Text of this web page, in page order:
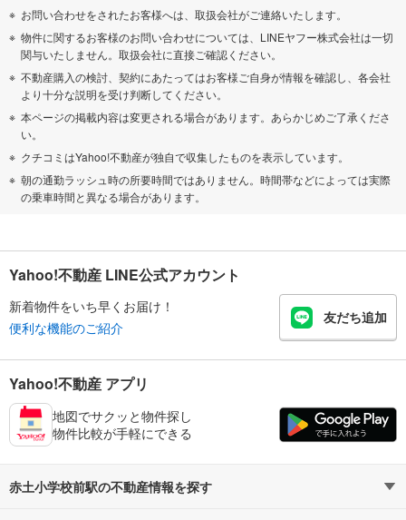
お問い合わせをされたお客様へは、取扱会社がご連絡いたします。
物件に関するお客様のお問い合わせについては、LINEヤフー株式会社は一切
関与いたしません。取扱会社に直接ご確認ください。
不動産購入の検討、契約にあたってはお客様ご自身が情報を確認し、各会社
より十分な説明を受け判断してください。
本ページの掲載内容は変更される場合があります。あらかじめご了承くださ
い。
クチコミはYahoo!不動産が独自で収集したものを表示しています。
朝の通勤ラッシュ時の所要時間ではありません。時間帯などによっては実際
の乗車時間と異なる場合があります。
Yahoo!不動産 LINE公式アカウント
新着物件をいち早くお届け！
便利な機能のご紹介
友だち追加
Yahoo!不動産 アプリ
地図でサクッと物件探し
物件比較が手軽にできる
赤土小学校前駅の不動産情報を探す